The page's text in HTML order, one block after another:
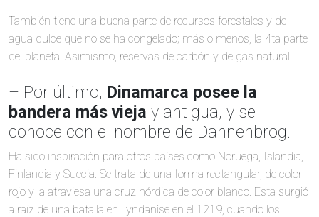
También tiene una buena parte de recursos forestales y de
agua dulce que no se ha congelado; más o menos, la 4ta parte
del planeta. Asimismo, reservas de carbón y de gas natural.
– Por último, Dinamarca posee la
bandera más vieja y antigua, y se
conoce con el nombre de Dannenbrog.
Ha sido inspiración para otros países como Noruega, Islandia,
Finlandia y Suecia. Se trata de una forma rectangular, de color
rojo y la atraviesa una cruz nórdica de color blanco. Esta surgió
a raíz de una batalla en Lyndanise en el 1219, cuando los